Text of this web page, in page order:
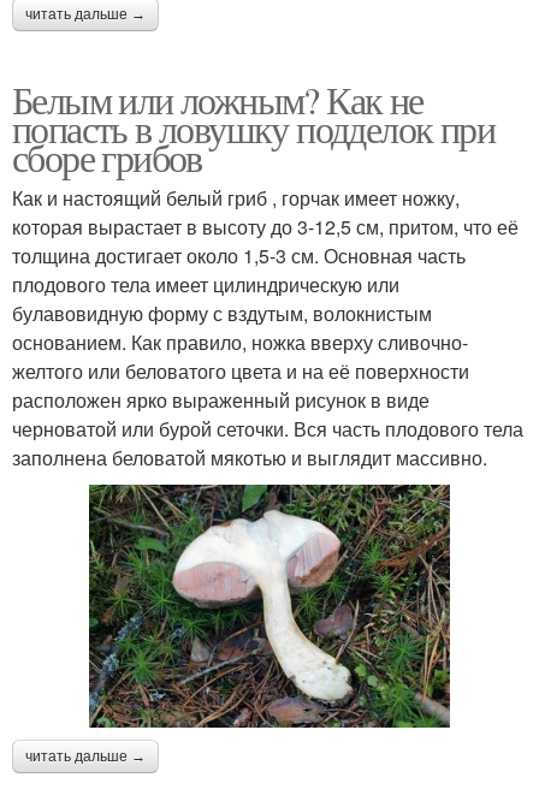
читать дальше →
Белым или ложным? Как не
попасть в ловушку подделок при
сборе грибов
Как и настоящий белый гриб , горчак имеет ножку,
которая вырастает в высоту до 3-12,5 см, притом, что её
толщина достигает около 1,5-3 см. Основная часть
плодового тела имеет цилиндрическую или
булавовидную форму с вздутым, волокнистым
основанием. Как правило, ножка вверху сливочно-
желтого или беловатого цвета и на её поверхности
расположен ярко выраженный рисунок в виде
черноватой или бурой сеточки. Вся часть плодового тела
заполнена беловатой мякотью и выглядит массивно.
читать дальше →